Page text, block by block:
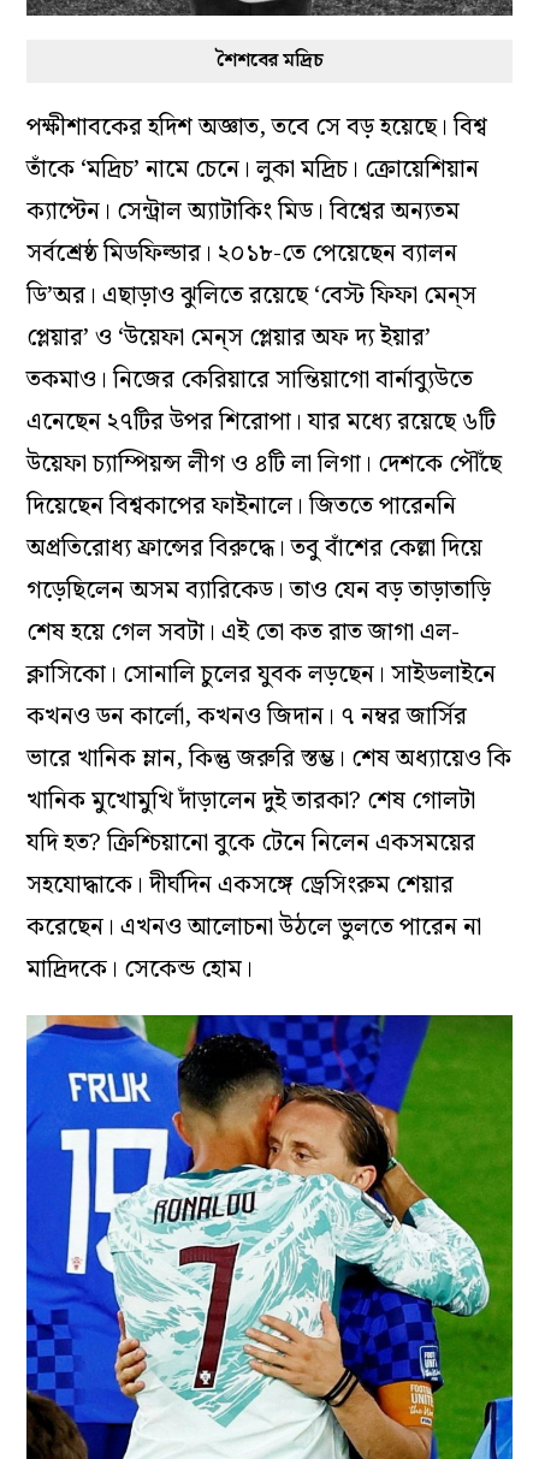
শৈশবের মদ্রিচ
পক্ষীশাবকের হদিশ অজ্ঞাত, তবে সে বড় হয়েছে। বিশ্ব
তাঁকে ‘মদ্রিচ’ নামে চেনে। লুকা মদ্রিচ। ক্রোয়েশিয়ান
ক্যাপ্টেন। সেন্ট্রাল অ্যাটাকিং মিড। বিশ্বের অন্যতম
সর্বশ্রেষ্ঠ মিডফিল্ডার। ২০১৮-তে পেয়েছেন ব্যালন
ডি’অর। এছাড়াও ঝুলিতে রয়েছে ‘বেস্ট ফিফা মেন্‌স
প্লেয়ার’ ও ‘উয়েফা মেন্‌স প্লেয়ার অফ দ্য ইয়ার’
তকমাও। নিজের কেরিয়ারে সান্তিয়াগো বার্নাব্যুউতে
এনেছেন ২৭টির উপর শিরোপা। যার মধ্যে রয়েছে ৬টি
উয়েফা চ্যাম্পিয়ন্স লীগ ও ৪টি লা লিগা। দেশকে পৌঁছে
দিয়েছেন বিশ্বকাপের ফাইনালে। জিততে পারেননি
অপ্রতিরোধ্য ফ্রান্সের বিরুদ্ধে। তবু বাঁশের কেল্লা দিয়ে
গড়েছিলেন অসম ব্যারিকেড। তাও যেন বড় তাড়াতাড়ি
শেষ হয়ে গেল সবটা। এই তো কত রাত জাগা এল-
ক্লাসিকো। সোনালি চুলের যুবক লড়ছেন। সাইডলাইনে
কখনও ডন কার্লো, কখনও জিদান। ৭ নম্বর জার্সির
ভারে খানিক ম্লান, কিন্তু জরুরি স্তম্ভ। শেষ অধ্যায়েও কি
খানিক মুখোমুখি দাঁড়ালেন দুই তারকা? শেষ গোলটা
যদি হত? ক্রিশ্চিয়ানো বুকে টেনে নিলেন একসময়ের
সহযোদ্ধাকে। দীর্ঘদিন একসঙ্গে ড্রেসিংরুম শেয়ার
করেছেন। এখনও আলোচনা উঠলে ভুলতে পারেন না
মাদ্রিদকে। সেকেন্ড হোম।